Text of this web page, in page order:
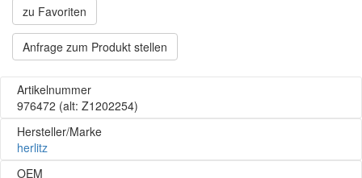
zu Favoriten
Anfrage zum Produkt stellen
Artikelnummer
976472 (alt: Z1202254)
Hersteller/Marke
herlitz
OEM